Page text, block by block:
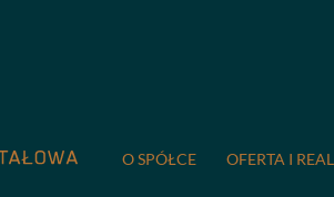
O SPÓŁCE OFERTA I